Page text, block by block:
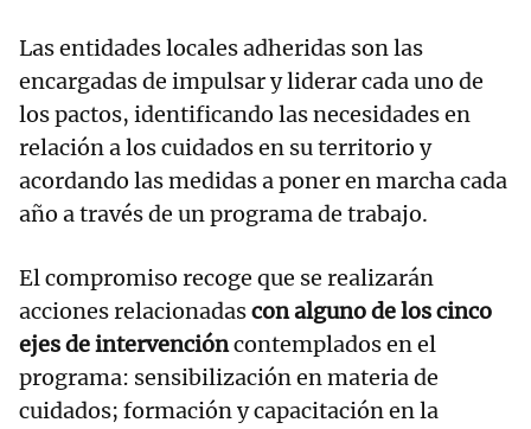
Las entidades locales adheridas son las
encargadas de impulsar y liderar cada uno de
los pactos, identificando las necesidades en
relación a los cuidados en su territorio y
acordando las medidas a poner en marcha cada
año a través de un programa de trabajo.
El compromiso recoge que se realizarán
acciones relacionadascon alguno de los cinco
ejes de intervencióncontemplados en el
programa: sensibilización en materia de
cuidados; formación y capacitación en la